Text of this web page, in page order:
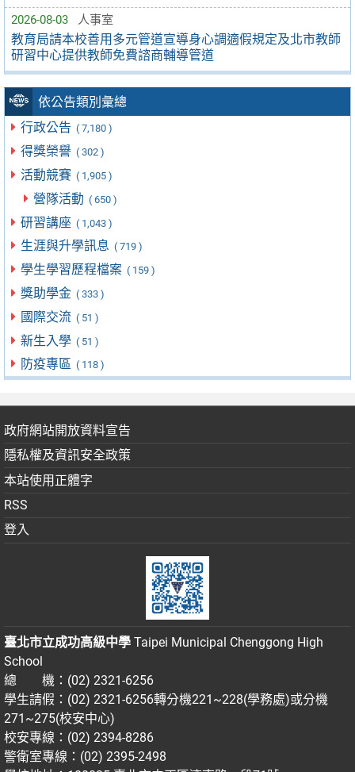
2026-08-03 人事室
教育局請本校善用多元管道宣導身心調適假規定及北市教師
研習中心提供教師免費諮商輔導管道
依公告類別彙總
行政公告 ( 7,180 )
得獎榮譽 ( 302 )
活動競賽 ( 1,905 )
營隊活動 ( 650 )
研習講座 ( 1,043 )
生涯與升學訊息 ( 719 )
學生學習歷程檔案 ( 159 )
獎助學金 ( 333 )
國際交流 ( 51 )
新生入學 ( 51 )
防疫專區 ( 118 )
政府網站開放資料宣告
隱私權及資訊安全政策
本站使用正體字
RSS
登入
臺北市立成功高級中學 Taipei Municipal Chenggong High
School
總 機：(02) 2321-6256
學生請假：(02) 2321-6256轉分機221~228(學務處)或分機
271~275(校安中心)
校安專線：(02) 2394-8286
警衛室專線：(02) 2395-2498